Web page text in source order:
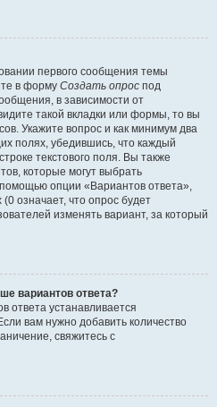
первого сообщения темы
в форму Создать опрос под
в зависимости от
такой вкладки или формы, то вы
Укажите вопрос и как минимум два
полях, убедившись, что каждый
текстового поля. Вы также
которые могут выбрать
опции «Вариантов ответа»,
означает, что опрос будет
изменять вариант, за который
вариантов ответа?
ответа устанавливается
вам нужно добавить количество
свяжитесь с